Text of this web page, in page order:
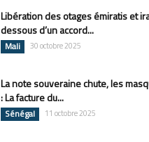
Libération des otages émiratis et
dessous d’un accord...
Mali 30 octobre 2025
La note souveraine chute, les
: La facture du...
Sénégal 11 octobre 2025